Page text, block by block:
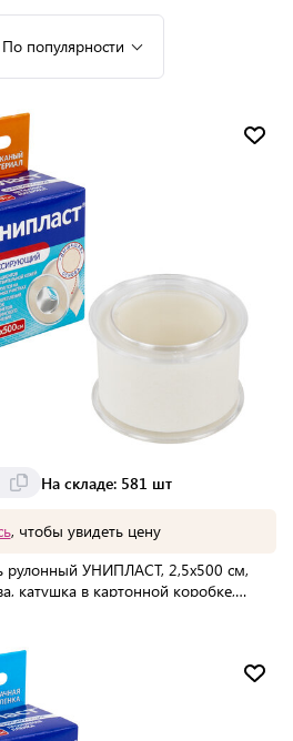
По популярности
На складе: 581 шт
, чтобы увидеть цену
рулонный УНИПЛАСТ, 2,5х500 см,
катушка в картонной коробке,
2 до 3 дней